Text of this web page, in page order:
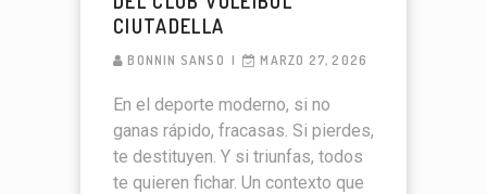
CIUTADELLA
BONNIN SANSO MARZO 27, 2026
En el deporte moderno, si no
ganas rápido, fracasas. Si pierdes,
te destituyen. Y si triunfas, todos
te quieren fichar. Un contexto que